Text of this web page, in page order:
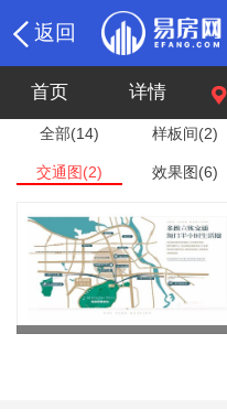
返回
首页 详情
全部(14) 样板间(2)
交通图(2) 效果图(6)